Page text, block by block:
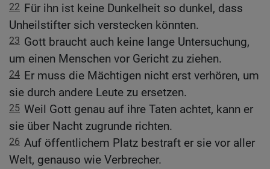
22 Für ihn ist keine Dunkelheit so dunkel, dass
Unheilstifter sich verstecken könnten.
23 Gott braucht auch keine lange Untersuchung,
um einen Menschen vor Gericht zu ziehen.
24 Er muss die Mächtigen nicht erst verhören, um
sie durch andere Leute zu ersetzen.
25 Weil Gott genau auf ihre Taten achtet, kann er
sie über Nacht zugrunde richten.
26 Auf öffentlichem Platz bestraft er sie vor aller
Welt, genauso wie Verbrecher.